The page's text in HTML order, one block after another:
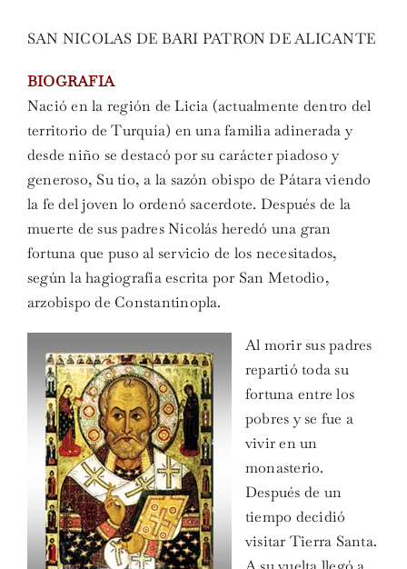
SAN NICOLAS DE BARI PATRON DE ALICANTE
BIOGRAFIA
Nació en la región de Licia (actualmente dentro del
territorio de Turquía) en una familia adinerada y
desde niño se destacó por su carácter piadoso y
generoso, Su tío, a la sazón obispo de Pátara viendo
la fe del joven lo ordenó sacerdote. Después de la
muerte de sus padres Nicolás heredó una gran
fortuna que puso al servicio de los necesitados,
según la hagiografía escrita por San Metodio,
arzobispo de Constantinopla.
Al morir sus padres
repartió toda su
fortuna entre los
pobres y se fue a
vivir en un
monasterio.
Después de un
tiempo decidió
visitar Tierra Santa.